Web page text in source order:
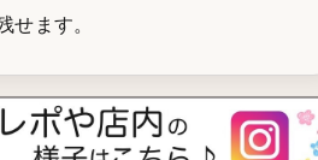
せます。